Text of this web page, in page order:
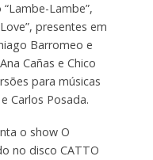
Lambe”,
presentes em
Barromeo e
Cañas e Chico
para músicas
Carlos Posada.
o show O
no disco CATTO